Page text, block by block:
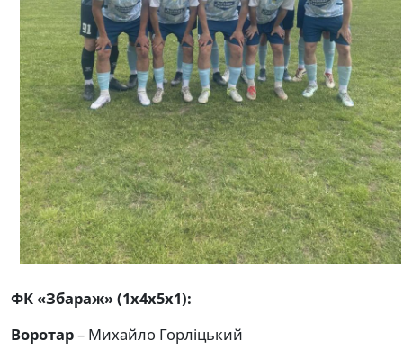
ФК «Збараж» (1х4х5х1):
Воротар– Михайло Горліцький